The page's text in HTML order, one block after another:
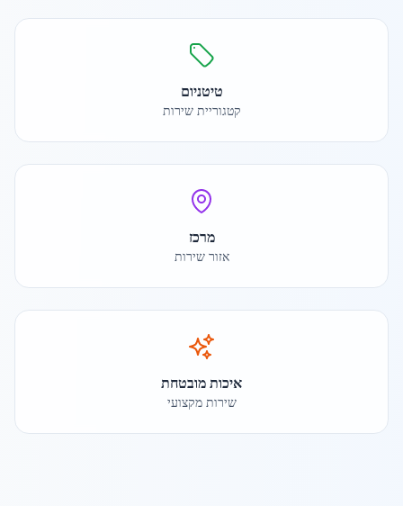
טיטניום
קטגוריית שירות
מרכז
אזור שירות
איכות מובטחת
שירות מקצועי